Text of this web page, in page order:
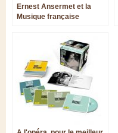
Ernest Ansermet et la
Musique française